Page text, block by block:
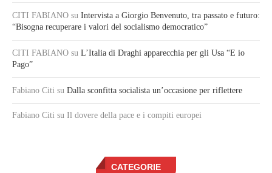
CITI FABIANO su Intervista a Giorgio Benvenuto, tra passato e futuro:
“Bisogna recuperare i valori del socialismo democratico”
CITI FABIANO su L’Italia di Draghi apparecchia per gli Usa “E io
Pago”
Fabiano Citi su Dalla sconfitta socialista un’occasione per riflettere
Fabiano Citi su Il dovere della pace e i compiti europei
CATEGORIE